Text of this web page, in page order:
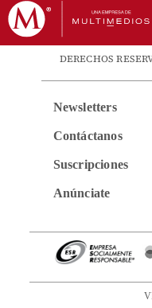
DERECHOS
Newsletters
Contáctanos
Suscripciones
Anúnciate